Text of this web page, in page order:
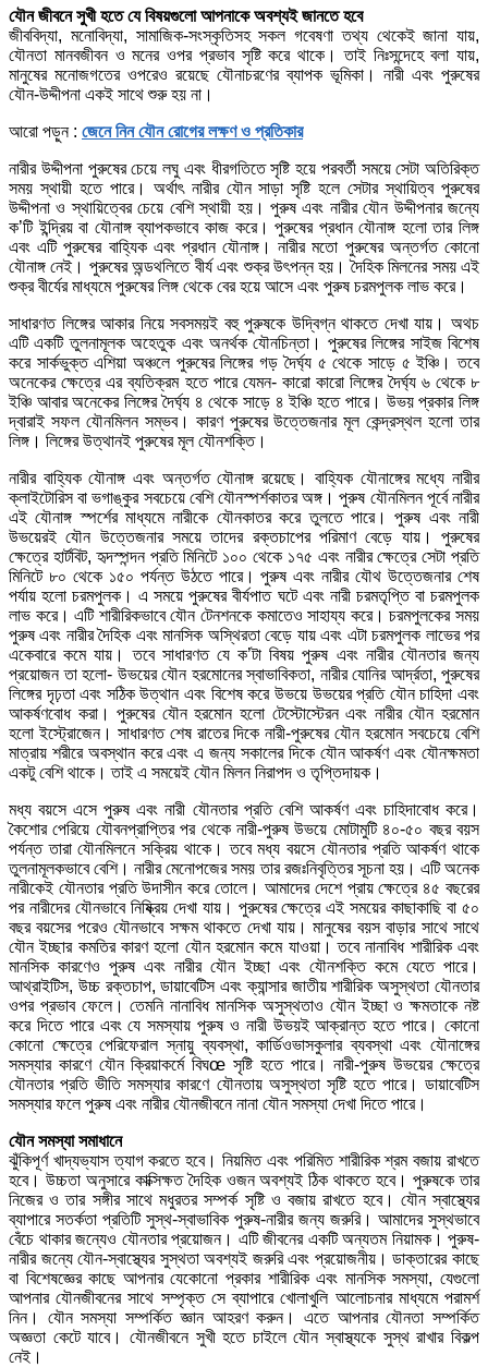
যৌন জীবনে সুখী হতে যে বিষয়গুলো আপনাকে অবশ্যই জানতে হবে
জীববিদ্যা, মনোবিদ্যা, সামাজিক-সংস্কৃতিসহ সকল গবেষণা তথ্য থেকেই জানা যায়,
যৌনতা মানবজীবন ও মনের ওপর প্রভাব সৃষ্টি করে থাকে। তাই নিঃসন্দেহে বলা যায়,
মানুষের মনোজগতের ওপরেও রয়েছে যৌনাচরণের ব্যাপক ভূমিকা। নারী এবং পুরুষের
যৌন-উদ্দীপনা একই সাথে শুরু হয় না।
আরো পড়ুন : জেনে নিন যৌন রোগের লক্ষণ ও প্রতিকার
নারীর উদ্দীপনা পুরুষের চেয়ে লঘু এবং ধীরগতিতে সৃষ্টি হয়ে পরবর্তী সময়ে সেটা অতিরিক্ত
সময় স্থায়ী হতে পারে। অর্থাৎ নারীর যৌন সাড়া সৃষ্টি হলে সেটার স্থায়িত্ব পুরুষের
উদ্দীপনা ও স্থায়িত্বের চেয়ে বেশি স্থায়ী হয়। পুরুষ এবং নারীর যৌন উদ্দীপনার জন্যে
ক’টি ইন্দ্রিয় বা যৌনাঙ্গ ব্যাপকভাবে কাজ করে। পুরুষের প্রধান যৌনাঙ্গ হলো তার লিঙ্গ
এবং এটি পুরুষের বাহ্যিক এবং প্রধান যৌনাঙ্গ। নারীর মতো পুরুষের অন্তর্গত কোনো
যৌনাঙ্গ নেই। পুরুষের অন্ডথলিতে বীর্য এবং শুক্র উৎপন্ন হয়। দৈহিক মিলনের সময় এই
শুক্র বীর্যের মাধ্যমে পুরুষের লিঙ্গ থেকে বের হয়ে আসে এবং পুরুষ চরমপুলক লাভ করে।
সাধারণত লিঙ্গের আকার নিয়ে সবসময়ই বহু পুরুষকে উদ্বিগ্ন থাকতে দেখা যায়। অথচ
এটি একটি তুলনামূলক অহেতুক এবং অনর্থক যৌনচিন্তা। পুরুষের লিঙ্গের সাইজ বিশেষ
করে সার্কভুক্ত এশিয়া অঞ্চলে পুরুষের লিঙ্গের গড় দৈর্ঘ্য ৫ থেকে সাড়ে ৫ ইঞ্চি। তবে
অনেকের ক্ষেত্রে এর ব্যতিক্রম হতে পারে যেমন- কারো কারো লিঙ্গের দৈর্ঘ্য ৬ থেকে ৮
ইঞ্চি আবার অনেকের লিঙ্গের দৈর্ঘ্য ৪ থেকে সাড়ে ৪ ইঞ্চি হতে পারে। উভয় প্রকার লিঙ্গ
দ্বারাই সফল যৌনমিলন সম্ভব। কারণ পুরুষের উত্তেজনার মূল কেন্দ্রস্থল হলো তার
লিঙ্গ। লিঙ্গের উত্থানই পুরুষের মূল যৌনশক্তি।
নারীর বাহ্যিক যৌনাঙ্গ এবং অন্তর্গত যৌনাঙ্গ রয়েছে। বাহ্যিক যৌনাঙ্গের মধ্যে নারীর
ক্লাইটোরিস বা ভগাঙ্কুর সবচেয়ে বেশি যৌনস্পর্শকাতর অঙ্গ। পুরুষ যৌনমিলন পূর্বে নারীর
এই যৌনাঙ্গ স্পর্শের মাধ্যমে নারীকে যৌনকাতর করে তুলতে পারে। পুরুষ এবং নারী
উভয়েরই যৌন উত্তেজনার সময়ে তাদের রক্তচাপের পরিমাণ বেড়ে যায়। পুরুষের
ক্ষেত্রে হার্টবিট, হৃদস্পন্দন প্রতি মিনিটে ১০০ থেকে ১৭৫ এবং নারীর ক্ষেত্রে সেটা প্রতি
মিনিটে ৮০ থেকে ১৫০ পর্যন্ত উঠতে পারে। পুরুষ এবং নারীর যৌথ উত্তেজনার শেষ
পর্যায় হলো চরমপুলক। এ সময়ে পুরুষের বীর্যপাত ঘটে এবং নারী চরমতৃপ্তি বা চরমপুলক
লাভ করে। এটি শারীরিকভাবে যৌন টেনশনকে কমাতেও সাহায্য করে। চরমপুলকের সময়
পুরুষ এবং নারীর দৈহিক এবং মানসিক অস্থিরতা বেড়ে যায় এবং এটা চরমপুলক লাভের পর
একেবারে কমে যায়। তবে সাধারণত যে ক’টা বিষয় পুরুষ এবং নারীর যৌনতার জন্য
প্রয়োজন তা হলো- উভয়ের যৌন হরমোনের স্বাভাবিকতা, নারীর যোনির আর্দ্রতা, পুরুষের
লিঙ্গের দৃঢ়তা এবং সঠিক উত্থান এবং বিশেষ করে উভয়ে উভয়ের প্রতি যৌন চাহিদা এবং
আকর্ষণবোধ করা। পুরুষের যৌন হরমোন হলো টেস্টোস্টেরন এবং নারীর যৌন হরমোন
হলো ইস্ট্রোজেন। সাধারণত শেষ রাতের দিকে নারী-পুরুষের যৌন হরমোন সবচেয়ে বেশি
মাত্রায় শরীরে অবস্থান করে এবং এ জন্য সকালের দিকে যৌন আকর্ষণ এবং যৌনক্ষমতা
একটু বেশি থাকে। তাই এ সময়েই যৌন মিলন নিরাপদ ও তৃপ্তিদায়ক।
মধ্য বয়সে এসে পুরুষ এবং নারী যৌনতার প্রতি বেশি আকর্ষণ এবং চাহিদাবোধ করে।
কৈশোর পেরিয়ে যৌবনপ্রাপ্তির পর থেকে নারী-পুরুষ উভয়ে মোটামুটি ৪০-৫০ বছর বয়স
পর্যন্ত তারা যৌনমিলনে সক্রিয় থাকে। তবে মধ্য বয়সে যৌনতার প্রতি আকর্ষণ থাকে
তুলনামূলকভাবে বেশি। নারীর মেনোপজের সময় তার রজঃনিবৃত্তির সূচনা হয়। এটি অনেক
নারীকেই যৌনতার প্রতি উদাসীন করে তোলে। আমাদের দেশে প্রায় ক্ষেত্রে ৪৫ বছরের
পর নারীদের যৌনভাবে নিষ্ক্রিয় দেখা যায়। পুরুষের ক্ষেত্রে এই সময়ের কাছাকাছি বা ৫০
বছর বয়সের পরেও যৌনভাবে সক্ষম থাকতে দেখা যায়। মানুষের বয়স বাড়ার সাথে সাথে
যৌন ইচ্ছার কমতির কারণ হলো যৌন হরমোন কমে যাওয়া। তবে নানাবিধ শারীরিক এবং
মানসিক কারণেও পুরুষ এবং নারীর যৌন ইচ্ছা এবং যৌনশক্তি কমে যেতে পারে।
আথ্রাইটিস, উচ্চ রক্তচাপ, ডায়াবেটিস এবং ক্যান্সার জাতীয় শারীরিক অসুস্থতা যৌনতার
ওপর প্রভাব ফেলে। তেমনি নানাবিধ মানসিক অসুস্থতাও যৌন ইচ্ছা ও ক্ষমতাকে নষ্ট
করে দিতে পারে এবং যে সমস্যায় পুরুষ ও নারী উভয়ই আক্রান্ত হতে পারে। কোনো
কোনো ক্ষেত্রে পেরিফেরাল স্নায়ু ব্যবস্থা, কার্ডিওভাসকুলার ব্যবস্থা এবং যৌনাঙ্গের
সমস্যার কারণে যৌন ক্রিয়াকর্মে বিঘœ সৃষ্টি হতে পারে। নারী-পুরুষ উভয়ের ক্ষেত্রে
যৌনতার প্রতি ভীতি সমস্যার কারণে যৌনতায় অসুস্থতা সৃষ্টি হতে পারে। ডায়াবেটিস
সমস্যার ফলে পুরুষ এবং নারীর যৌনজীবনে নানা যৌন সমস্যা দেখা দিতে পারে।
যৌন সমস্যা সমাধানে
ঝুঁকিপূর্ণ খাদ্যভ্যাস ত্যাগ করতে হবে। নিয়মিত এবং পরিমিত শারীরিক শ্রম বজায় রাখতে
হবে। উচ্চতা অনুসারে কাক্সিক্ষত দৈহিক ওজন অবশ্যই ঠিক থাকতে হবে। পুরুষকে তার
নিজের ও তার সঙ্গীর সাথে মধুরতর সম্পর্ক সৃষ্টি ও বজায় রাখতে হবে। যৌন স্বাস্থ্যের
ব্যাপারে সতর্কতা প্রতিটি সুস্থ-স্বাভাবিক পুরুষ-নারীর জন্য জরুরি। আমাদের সুস্থভাবে
বেঁচে থাকার জন্যেও যৌনতার প্রয়োজন। এটি জীবনের একটি অন্যতম নিয়ামক। পুরুষ-
নারীর জন্যে যৌন-স্বাস্থ্যের সুস্থতা অবশ্যই জরুরি এবং প্রয়োজনীয়। ডাক্তারের কাছে
বা বিশেষজ্ঞের কাছে আপনার যেকোনো প্রকার শারীরিক এবং মানসিক সমস্যা, যেগুলো
আপনার যৌনজীবনের সাথে সম্পৃক্ত সে ব্যাপারে খোলাখুলি আলোচনার মাধ্যমে পরামর্শ
নিন। যৌন সমস্যা সম্পর্কিত জ্ঞান আহরণ করুন। এতে আপনার যৌনতা সম্পর্কিত
অজ্ঞতা কেটে যাবে। যৌনজীবনে সুখী হতে চাইলে যৌন স্বাস্থ্যকে সুস্থ রাখার বিকল্প
নেই।